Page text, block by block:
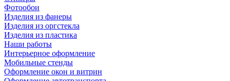
Фотообои
Изделия из фанеры
Изделия из оргстекла
Изделия из пластика
Наши работы
Интерьерное оформление
Мобильные стенды
Оформление окон и витрин